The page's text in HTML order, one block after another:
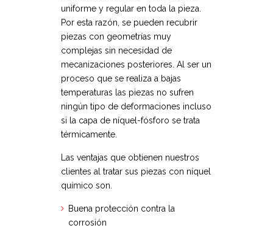
uniforme y regular en toda la pieza.
Por esta razón, se pueden recubrir
piezas con geometrías muy
complejas sin necesidad de
mecanizaciones posteriores. Al ser un
proceso que se realiza a bajas
temperaturas las piezas no sufren
ningún tipo de deformaciones incluso
si la capa de níquel-fósforo se trata
térmicamente.
Las ventajas que obtienen nuestros
clientes al tratar sus piezas con níquel
químico son.
Buena protección contra la
corrosión